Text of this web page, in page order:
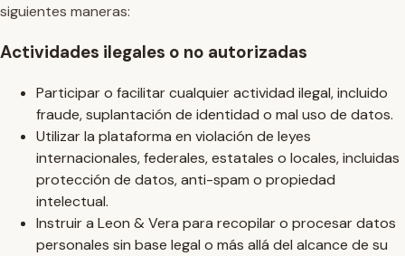
siguientes maneras:
Actividades ilegales o no autorizadas
Participar o facilitar cualquier actividad ilegal, incluido
fraude, suplantación de identidad o mal uso de datos.
Utilizar la plataforma en violación de leyes
internacionales, federales, estatales o locales, incluidas
protección de datos, anti-spam o propiedad
intelectual.
Instruir a Leon & Vera para recopilar o procesar datos
personales sin base legal o más allá del alcance de su